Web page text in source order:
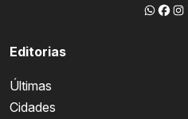
Editorias
Últimas
Cidades